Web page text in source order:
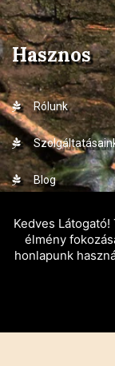
Hasznos
Rólunk
Blog
Kapcsolat
Kedves
élmény
honlapunk